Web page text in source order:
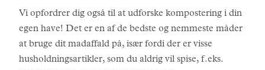
Vi opfordrer dig også til at udforske kompostering i din
egen have! Det er en af de bedste og nemmeste måder
at bruge dit madaffald på, især fordi der er visse
husholdningsartikler, som du aldrig vil spise, f.eks.